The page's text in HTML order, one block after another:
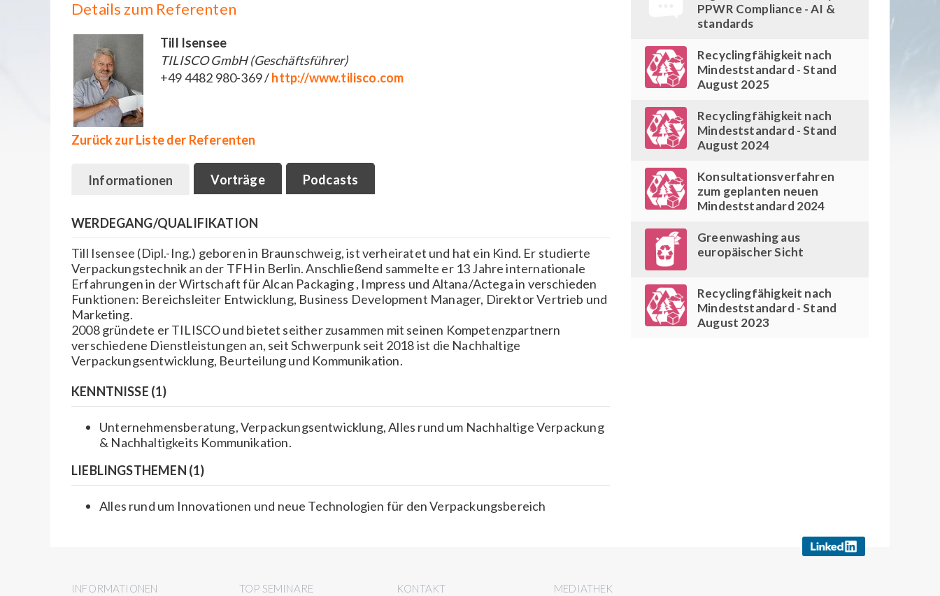
Details zum Referenten
Till Isensee
TILISCO GmbH (Geschäftsführer)
+49 4482 980-369 /http://www.tilisco.com
Zurück zur Liste der Referenten
Informationen Vorträge Podcasts
WERDEGANG/QUALIFIKATION
Till Isensee (Dipl.-Ing.) geboren in Braunschweig, ist verheiratet und hat ein Kind. Er studierte
Verpackungstechnik an der TFH in Berlin. Anschließend sammelte er 13 Jahre internationale
Erfahrungen in der Wirtschaft für Alcan Packaging , Impress und Altana/Actega in verschieden
Funktionen: Bereichsleiter Entwicklung, Business Development Manager, Direktor Vertrieb und
Marketing.
2008 gründete er TILISCO und bietet seither zusammen mit seinen Kompetenzpartnern
verschiedene Dienstleistungen an, seit Schwerpunk seit 2018 ist die Nachhaltige
Verpackungsentwicklung, Beurteilung und Kommunikation.
KENNTNISSE (1)
Unternehmensberatung, Verpackungsentwicklung, Alles rund um Nachhaltige Verpackung
& Nachhaltigkeits Kommunikation.
LIEBLINGSTHEMEN (1)
Alles rund um Innovationen und neue Technologien für den Verpackungsbereich
PPWR Compliance - AI &
standards
Recyclingfähigkeit nach
Mindeststandard - Stand
August 2025
Recyclingfähigkeit nach
Mindeststandard - Stand
August 2024
Konsultationsverfahren
zum geplanten neuen
Mindeststandard 2024
Greenwashing aus
europäischer Sicht
Recyclingfähigkeit nach
Mindeststandard - Stand
August 2023
INFORMATIONEN TOP SEMINARE KONTAKT MEDIATHEK